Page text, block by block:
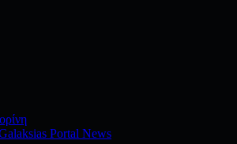
Portal News